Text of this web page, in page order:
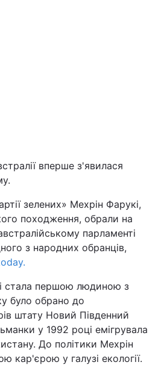
Харків
Наука
Лайт
Інциденти
вперше з'явилася
зелених» Мехрін Фарукі,
походження, обрали на
парламенті
з народних обранців,
стала першою людиною з
було обрано до
штату Новий Південний
у 1992 році емігрувала
До політики Мехрін
кар'єрою у галузі екології.